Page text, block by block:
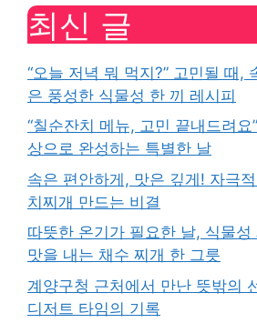
최신 글
“오늘 저녁 뭐 먹지?” 고민될 때,
은 풍성한 식물성 한 끼 레시피
“칠순잔치 메뉴, 고민 끝내드려
상으로 완성하는 특별한 날
속은 편안하게, 맛은 깊게! 자극
치찌개 만드는 비결
따뜻한 온기가 필요한 날, 식물성
맛을 내는 채수 찌개 한 그릇
계양구청 근처에서 만난 뜻밖의
디저트 타임의 기록